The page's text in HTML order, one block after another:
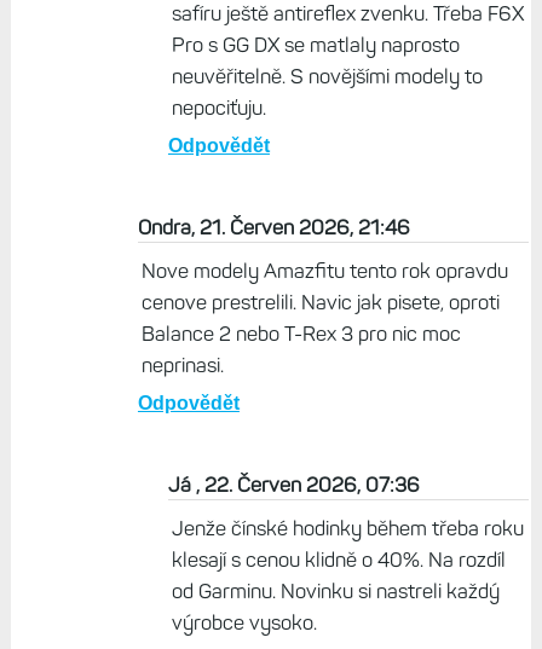
safíru ještě antireflex zvenku. Třeba F6X
Pro s GG DX se matlaly naprosto
neuvěřitelně. S novějšími modely to
nepociťuju.
Odpovědět
Ondra, 21. Červen 2026, 21:46
Nove modely Amazfitu tento rok opravdu
cenove prestrelili. Navic jak pisete, oproti
Balance 2 nebo T-Rex 3 pro nic moc
neprinasi.
Odpovědět
Já , 22. Červen 2026, 07:36
Jenže čínské hodinky během třeba roku
klesají s cenou klidně o 40%. Na rozdíl
od Garminu. Novinku si nastreli každý
výrobce vysoko.